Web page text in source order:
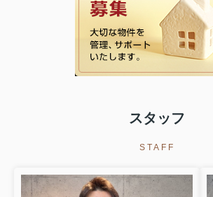
見えないところこそ、仕
「砕石を入れるだけで
われる工事ほど、仕上が
す。轍や凹みを見極め、
砕石1.5tを補充。ただ撒
く、高さ・勾配・走行性
値』を守る。
むしり ✔ 共用部高圧洗浄 ✔
外機まわり清掃 ✔ ゴミ・枯
スタッフ
STAFF